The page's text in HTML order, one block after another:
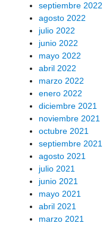
septiembre 2022
agosto 2022
julio 2022
junio 2022
mayo 2022
abril 2022
marzo 2022
enero 2022
diciembre 2021
noviembre 2021
octubre 2021
septiembre 2021
agosto 2021
julio 2021
junio 2021
mayo 2021
abril 2021
marzo 2021